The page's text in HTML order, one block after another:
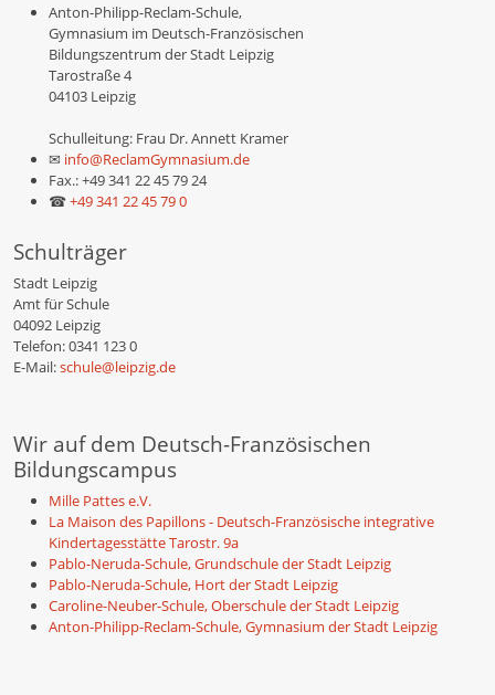
Anton-Philipp-Reclam-Schule,
Gymnasium im Deutsch-Französischen
Bildungszentrum der Stadt Leipzig
Tarostraße 4
04103 Leipzig
Schulleitung: Frau Dr. Annett Kramer
✉ info@ReclamGymnasium.de
Fax.: +49 341 22 45 79 24
☎+49 341 22 45 79 0
Schulträger
Stadt Leipzig
Amt für Schule
04092 Leipzig
Telefon: 0341 123 0
E-Mail:schule@leipzig.de
Wir auf dem Deutsch-Französischen
Bildungscampus
Mille Pattes e.V.
La Maison des Papillons - Deutsch-Französische integrative
Kindertagesstätte Tarostr. 9a
Pablo-Neruda-Schule, Grundschule der Stadt Leipzig
Pablo-Neruda-Schule, Hort der Stadt Leipzig
Caroline-Neuber-Schule, Oberschule der Stadt Leipzig
Anton-Philipp-Reclam-Schule, Gymnasium der Stadt Leipzig